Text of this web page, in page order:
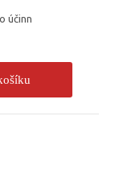
účinn